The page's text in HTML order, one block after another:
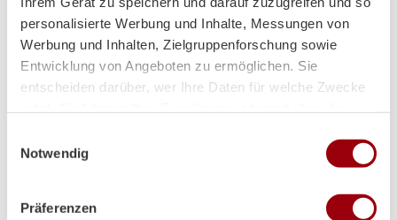
personalisierte Werbung und Inhalte, Messungen von
Werbung und Inhalten, Zielgruppenforschung sowie
Entwicklung von Angeboten zu ermöglichen. Sie
entscheiden darüber, wer Ihre Daten für welche Zwecke
Trigger Symbol ändern oder widerrufen
Informationen über Ihre geografische Lage erfassen,
Notwendig
Präferenzen